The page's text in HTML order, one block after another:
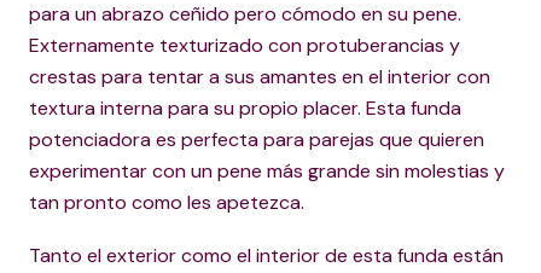
para un abrazo ceñido pero cómodo en su pene.
Externamente texturizado con protuberancias y
crestas para tentar a sus amantes en el interior con
textura interna para su propio placer. Esta funda
potenciadora es perfecta para parejas que quieren
experimentar con un pene más grande sin molestias y
tan pronto como les apetezca.
Tanto el exterior como el interior de esta funda están